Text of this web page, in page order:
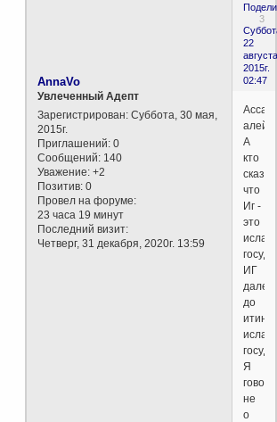
3
22
2015г.
02:47
AnnaVo
Увлеченный Адепт
Зарегистрирован: Суббота, 30 мая,
2015г.
Приглашений: 0
Сообщений: 140
Уважение: +2
Позитив: 0
Провел на форуме:
23 часа 19 минут
Последний визит:
Четверг, 31 декабря, 2020г. 13:59
А
кто
что
Иг -
это
ИГ
далек
до
Я
не
о